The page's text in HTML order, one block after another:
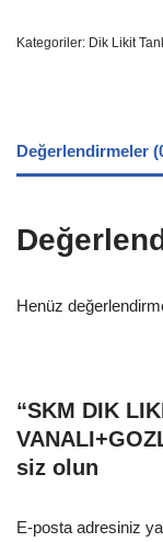
Kategoriler: Dik Likit
Değerlendirmeler
Henüz
“SKM DIK
siz olun
E-posta adresiniz